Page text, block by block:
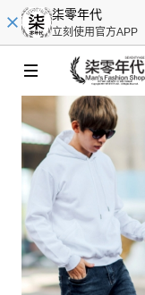
柒零年代
立刻使用官方APP